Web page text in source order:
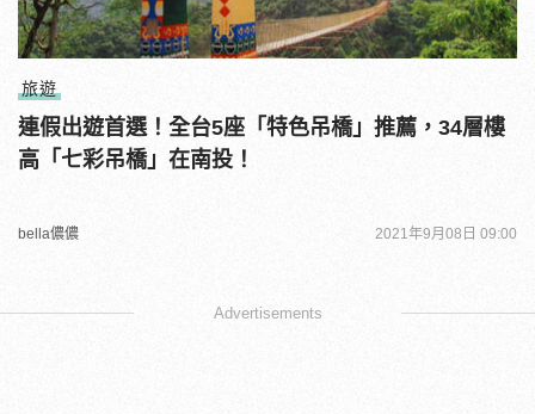
旅遊
連假出遊首選！全台5座「特色吊橋」推薦，34層樓
高「七彩吊橋」在南投！
bella儂儂 2021年9月08日 09:00
Advertisements